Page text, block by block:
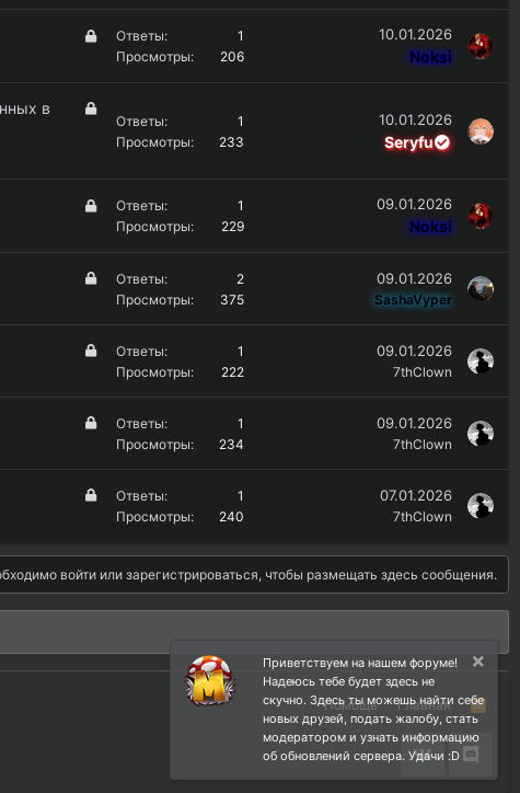
ы
З
ы
Ответы
1
Просмотры
206
10.01.2026
Noksi
З
т
в
Ответы
1
Просмотры
233
10.01.2026
Seryfu
З
ы
Ответы
1
Просмотры
229
09.01.2026
Noksi
З
Ответы
2
Просмотры
375
09.01.2026
SashaVyper
З
Ответы
1
Просмотры
222
09.01.2026
7thClown
З
о
Ответы
1
Просмотры
234
09.01.2026
7thClown
З
р
ы
Ответы
1
Просмотры
240
07.01.2026
7thClown
войти или зарегистрироваться, чтобы размещать здесь сообщения.
Помощь Главная
R
Приветствуем на нашем форуме!
Надеюсь тебе будет здесь не
скучно. Здесь ты можешь найти себе
новых друзей, подать жалобу, стать
модератором и узнать информацию
об обновлений сервера. Удачи :D